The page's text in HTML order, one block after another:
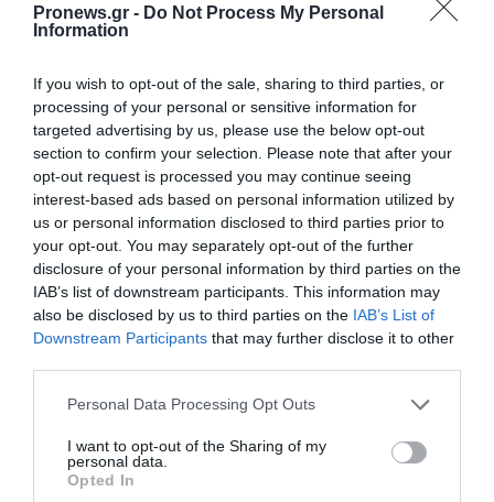
Pronews.gr - Do Not Process My Personal
Information
If you wish to opt-out of the sale, sharing to third parties, or
processing of your personal or sensitive information for
targeted advertising by us, please use the below opt-out
section to confirm your selection. Please note that after your
opt-out request is processed you may continue seeing
interest-based ads based on personal information utilized by
us or personal information disclosed to third parties prior to
your opt-out. You may separately opt-out of the further
disclosure of your personal information by third parties on the
IAB’s list of downstream participants. This information may
also be disclosed by us to third parties on the IAB’s List of
Downstream Participants that may further disclose it to other
Please note that this website/app uses one or more Google
not limited to your visit or usage behaviour. You may click to
grant or deny consent to Google and its third-party tags to
use your data for below specified purposes in below Google
Personal Data Processing Opt Outs
I want to opt-out of the Sharing of my
personal data.
Opted In
PRONEWS.GR / ΔΙΕΘΝΗΣ ΑΣΦΑΛΕΙΑ
Γερμανία: Συνελήφθη 31χρονος που
εμπλέκεται στην εγκληματική
οργάνωση των τσιγαράδων του «Έντικ»
07.08.2026 | 10:51